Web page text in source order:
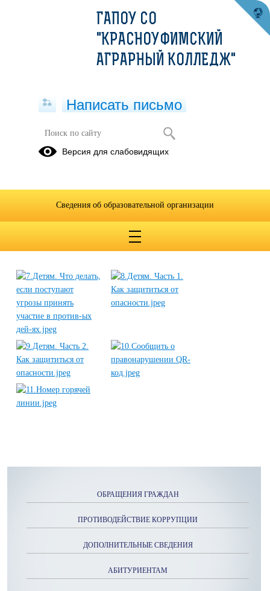
Информационные материалы по
противодействию вовлечения
террористическую деятельность
ОБРАЩЕНИЯ ГРАЖДАН
ПРОТИВОДЕЙСТВИЕ КОРРУПЦИИ
ДОПОЛНИТЕЛЬНЫЕ СВЕДЕНИЯ
АБИТУРИЕНТАМ
ГАПОУ СО
"КРАСНОУФИМСКИЙ
АГРАРНЫЙ КОЛЛЕДЖ"
Написать письмо
Версия для слабовидящих
Сведения об образовательной организации